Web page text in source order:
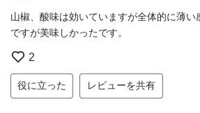
山椒、酸味は効いていますが全体的に薄い
ですが美味しかったです。
2
役に立った レビューを共有